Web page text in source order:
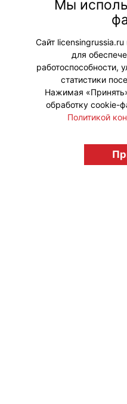
которые
#Коллаборации
Мы
Сайт
для
работоспособности,
статистики
Нажимая
обработку cookie-
Политикой